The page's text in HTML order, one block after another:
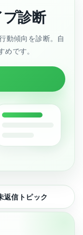
診断
動傾向を診断。自
です。
返信トピック